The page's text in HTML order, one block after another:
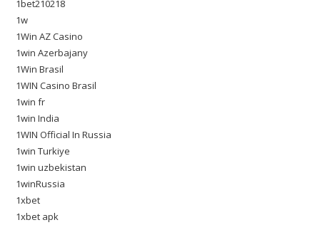
1bet210218
1w
1Win AZ Casino
1win Azerbajany
1Win Brasil
1WIN Casino Brasil
1win fr
1win India
1WIN Official In Russia
1win Turkiye
1win uzbekistan
1winRussia
1xbet
1xbet apk